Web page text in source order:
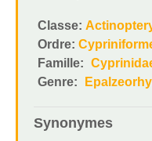
Classe:
Ordre:
Famille:
Genre:
Synonymes